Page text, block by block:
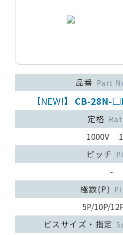
品番 Part
【NEW!】 CB-28N-
定格
1000V
ピッチ
-
極数(P)
5P/10P/
ビスサイズ・指定